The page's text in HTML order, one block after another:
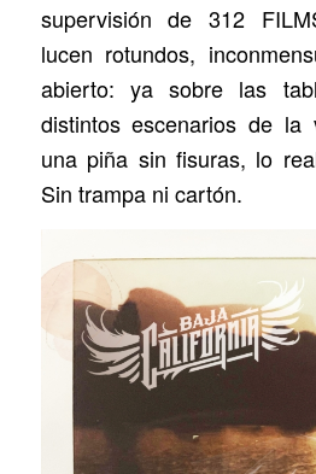
supervisión de 312
lucen rotundos,
abierto: ya sobre las
distintos escenarios de la
una piña sin fisuras, lo
Sin trampa ni cartón.